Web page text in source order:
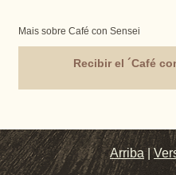
Mais sobre Café con Sensei
Recibir el ´Café
Arriba |